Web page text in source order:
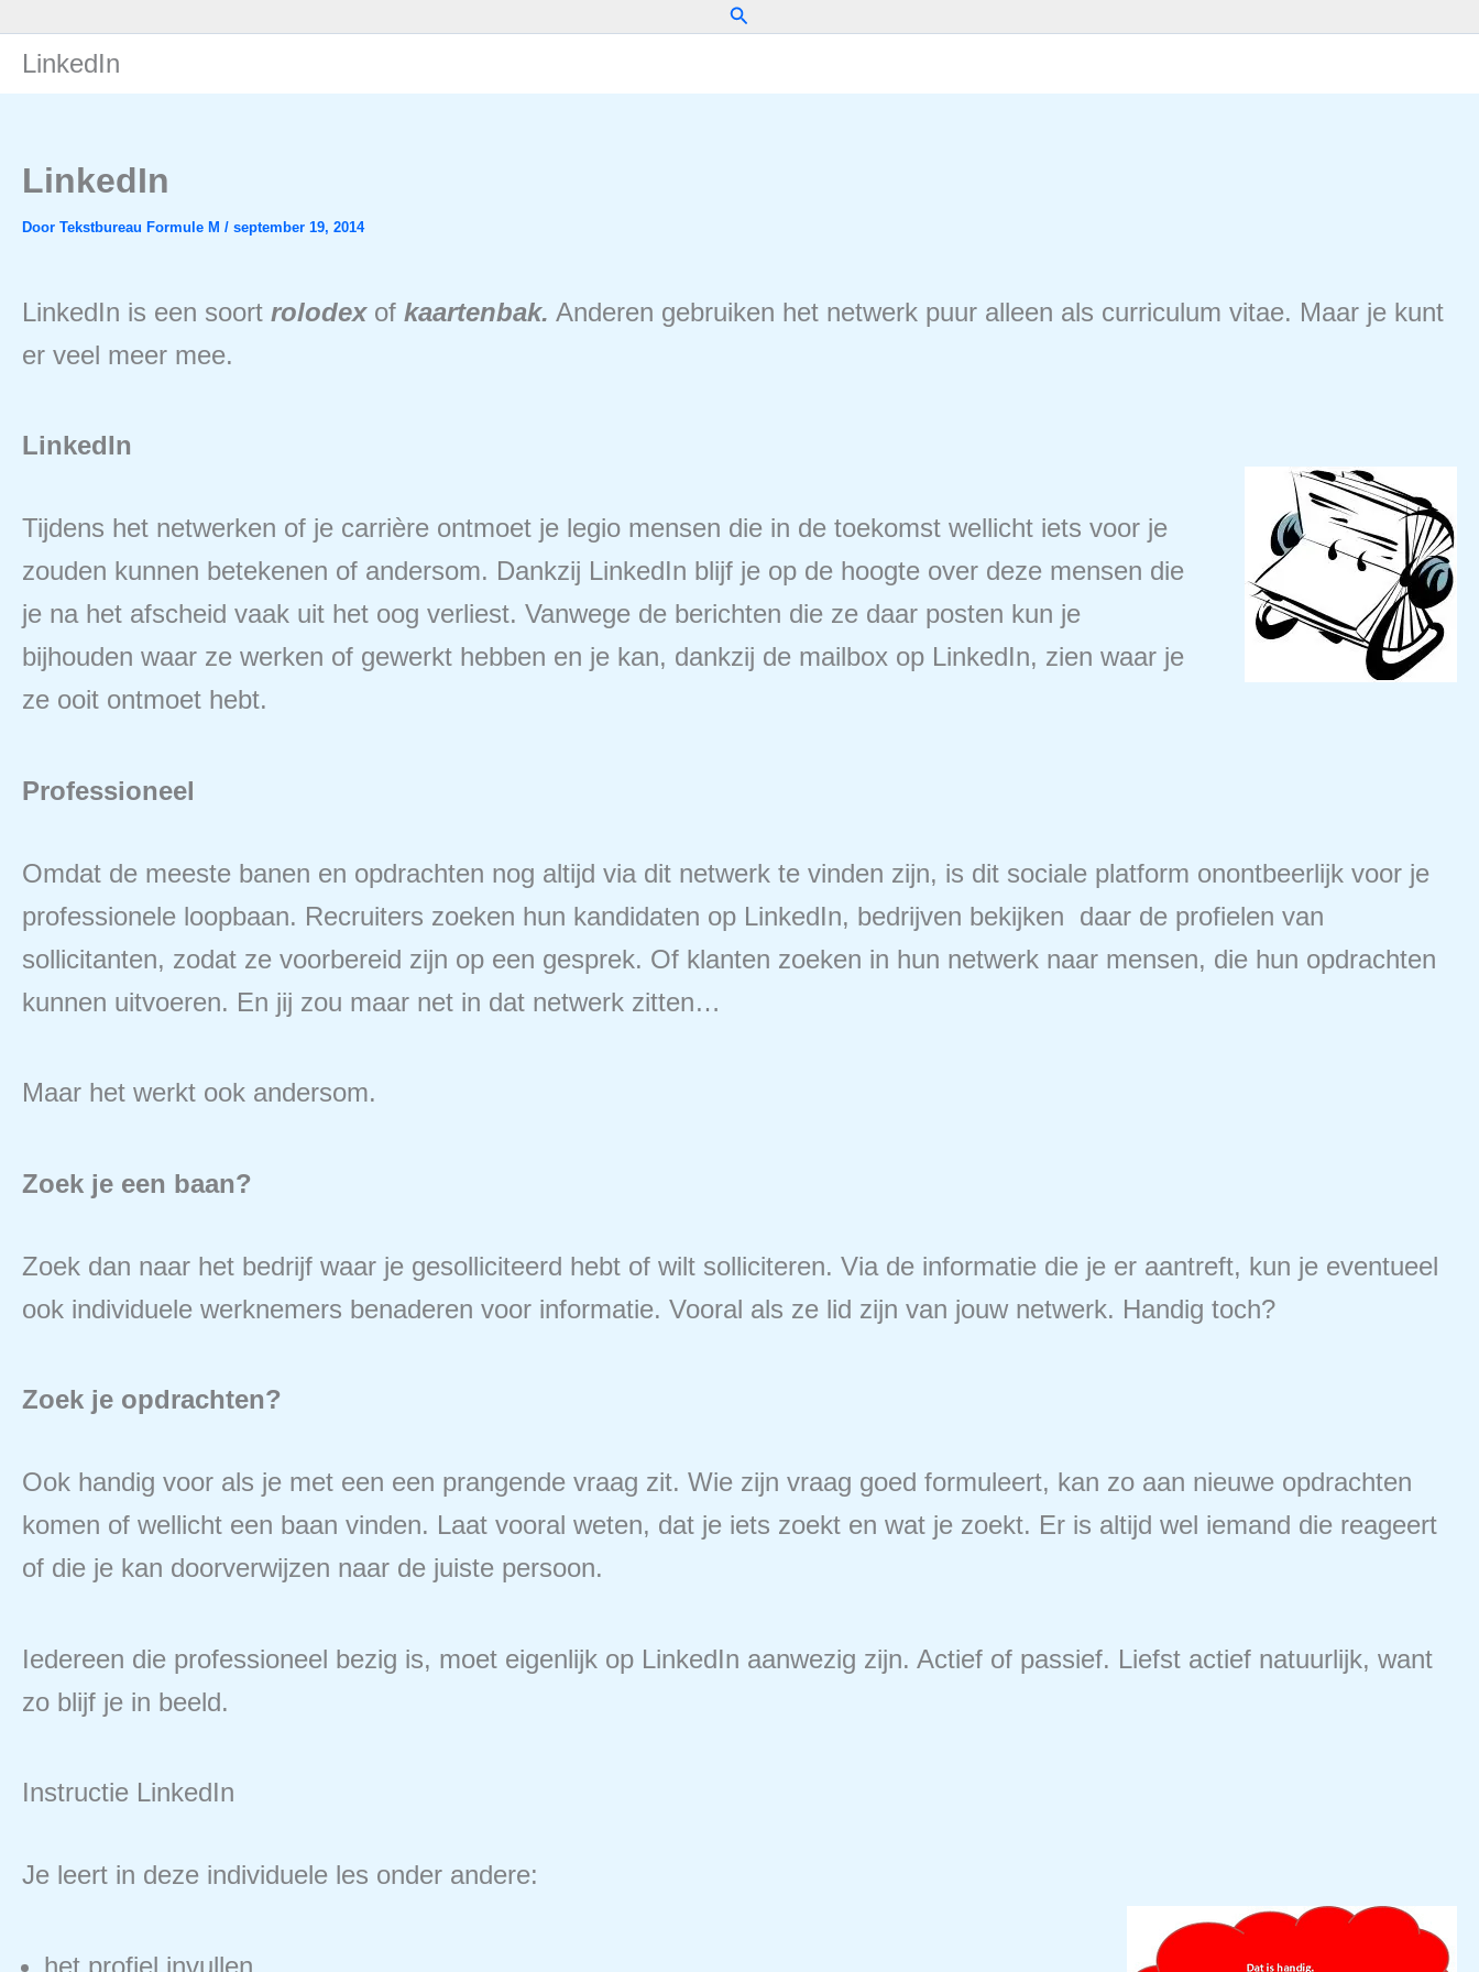
naar
Zoeken
LinkedIn
LinkedIn
Door Tekstbureau Formule M / september 19, 2014
LinkedIn is een soort rolodex of kaartenbak. Anderen gebruiken het netwerk puur alleen als curriculum vitae. Maar je kunt
er veel meer mee.
LinkedIn
Tijdens het netwerken of je carrière ontmoet je legio mensen die in de toekomst wellicht iets voor je
zouden kunnen betekenen of andersom. Dankzij LinkedIn blijf je op de hoogte over deze mensen die
je na het afscheid vaak uit het oog verliest. Vanwege de berichten die ze daar posten kun je
bijhouden waar ze werken of gewerkt hebben en je kan, dankzij de mailbox op LinkedIn, zien waar je
ze ooit ontmoet hebt.
Professioneel
Omdat de meeste banen en opdrachten nog altijd via dit netwerk te vinden zijn, is dit sociale platform onontbeerlijk voor je
professionele loopbaan. Recruiters zoeken hun kandidaten op LinkedIn, bedrijven bekijken daar de profielen van
sollicitanten, zodat ze voorbereid zijn op een gesprek. Of klanten zoeken in hun netwerk naar mensen, die hun opdrachten
kunnen uitvoeren. En jij zou maar net in dat netwerk zitten…
Maar het werkt ook andersom.
Zoek je een baan?
Zoek dan naar het bedrijf waar je gesolliciteerd hebt of wilt solliciteren. Via de informatie die je er aantreft, kun je eventueel
ook individuele werknemers benaderen voor informatie. Vooral als ze lid zijn van jouw netwerk. Handig toch?
Zoek je opdrachten?
Ook handig voor als je met een een prangende vraag zit. Wie zijn vraag goed formuleert, kan zo aan nieuwe opdrachten
komen of wellicht een baan vinden. Laat vooral weten, dat je iets zoekt en wat je zoekt. Er is altijd wel iemand die reageert
of die je kan doorverwijzen naar de juiste persoon.
Iedereen die professioneel bezig is, moet eigenlijk op LinkedIn aanwezig zijn. Actief of passief. Liefst actief natuurlijk, want
zo blijf je in beeld.
Instructie LinkedIn
Je leert in deze individuele les onder andere:
het profiel invullen